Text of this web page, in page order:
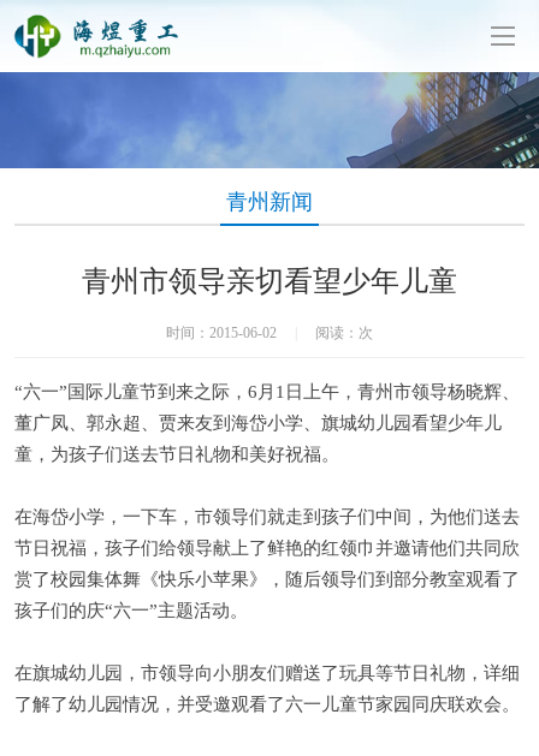
青州新闻
青州市领导亲切看望少年儿童
时间：2015-06-02 阅读： 次
“六一”国际儿童节到来之际，6月1日上午，青州市领导杨晓辉、
董广凤、郭永超、贾来友到海岱小学、旗城幼儿园看望少年儿
童，为孩子们送去节日礼物和美好祝福。
在海岱小学，一下车，市领导们就走到孩子们中间，为他们送去
节日祝福，孩子们给领导献上了鲜艳的红领巾并邀请他们共同欣
赏了校园集体舞《快乐小苹果》，随后领导们到部分教室观看了
孩子们的庆“六一”主题活动。
在旗城幼儿园，市领导向小朋友们赠送了玩具等节日礼物，详细
了解了幼儿园情况，并受邀观看了六一儿童节家园同庆联欢会。